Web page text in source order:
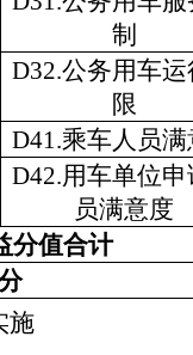
制
D32.公务用车运
限
D41.乘车人员满
D42.用车单位申
员满意度
分值合计
施